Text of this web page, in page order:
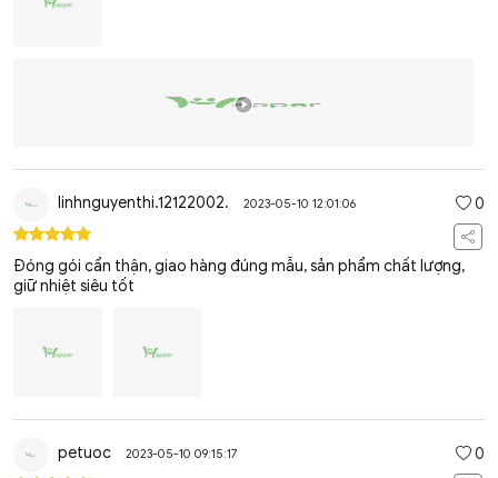
linhnguyenthi.12122002. 2023-05-10 12:01:06 0
Đóng gói cẩn thận, giao hàng đúng mẫu, sản phẩm chất lượng,
giữ nhiệt siêu tốt
petuoc 2023-05-10 09:15:17 0